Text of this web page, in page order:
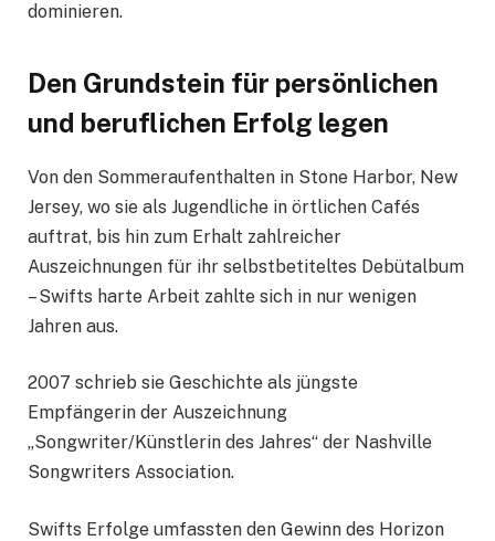
dominieren.
Den Grundstein für persönlichen
und beruflichen Erfolg legen
Von den Sommeraufenthalten in Stone Harbor, New
Jersey, wo sie als Jugendliche in örtlichen Cafés
auftrat, bis hin zum Erhalt zahlreicher
Auszeichnungen für ihr selbstbetiteltes Debütalbum
– Swifts harte Arbeit zahlte sich in nur wenigen
Jahren aus.
2007 schrieb sie Geschichte als jüngste
Empfängerin der Auszeichnung
„Songwriter/Künstlerin des Jahres“ der Nashville
Songwriters Association.
Swifts Erfolge umfassten den Gewinn des Horizon